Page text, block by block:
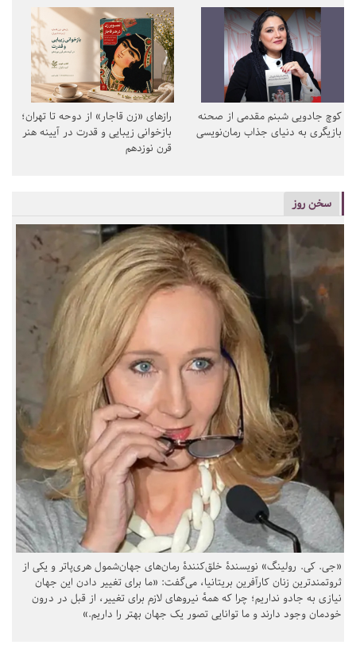
کوچ جادویی شبنم مقدمی از صحنه
بازیگری به دنیای جذاب رمان‌نویسی
رازهای «زن قاجار» از دوحه تا تهران؛
بازخوانی زیبایی و قدرت در آیینه هنر
قرن نوزدهم
سخن روز
«جی. کی. رولینگ» نویسندهٔ خلق‌کنندهٔ رمان‌های جهان‌شمول هری‌پاتر و یکی از
ثروتمندترین زنان کارآفرین بریتانیا، می‌گفت: «ما برای تغییر دادن این جهان
نیازی به جادو نداریم؛ چرا که همهٔ نیروهای لازم برای تغییر، از قبل در درون
خودمان وجود دارند و ما توانایی تصور یک جهان بهتر را داریم.»